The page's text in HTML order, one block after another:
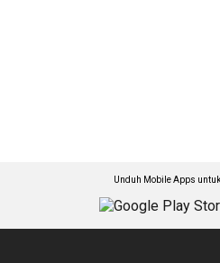
Unduh Mobile Apps